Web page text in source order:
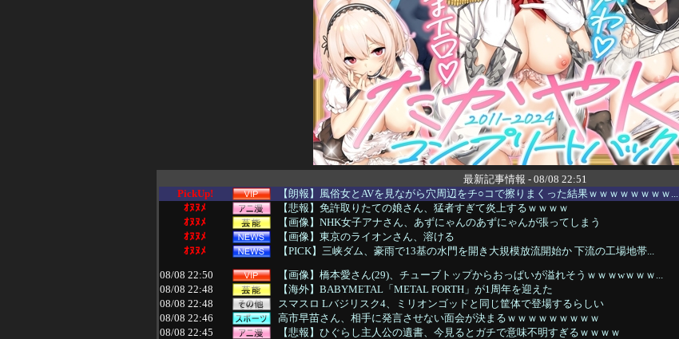
最新記事情報 - 08/08 22:51
PickUp!
【朗報】風俗女とAVを見ながら穴周辺をチ○コで擦りまくった結果ｗｗｗｗｗｗｗｗ...
ｵﾇﾇﾒ
【悲報】免許取りたての娘さん、猛者すぎて炎上するｗｗｗｗ
ｵﾇﾇﾒ
【画像】NHK女子アナさん、あずにゃんのあずにゃんが張ってしまう
ｵﾇﾇﾒ
【画像】東京のライオンさん、溶ける
ｵﾇﾇﾒ
【PICK】三峡ダム、豪雨で13基の水門を開き大規模放流開始か 下流の工場地帯...
08/08 22:50
【画像】橋本愛さん(29)、チューブトップからおっぱいが溢れそうｗｗｗwｗｗｗ...
08/08 22:48
【海外】BABYMETAL「METAL FORTH」が1周年を迎えた
08/08 22:48
スマスロ Lバジリスク4、ミリオンゴッドと同じ筐体で登場するらしい
08/08 22:46
高市早苗さん、相手に発言させない面会が決まるｗｗｗｗｗｗｗｗｗ
08/08 22:45
【悲報】ひぐらし主人公の遺書、今見るとガチで意味不明すぎるｗｗｗｗ